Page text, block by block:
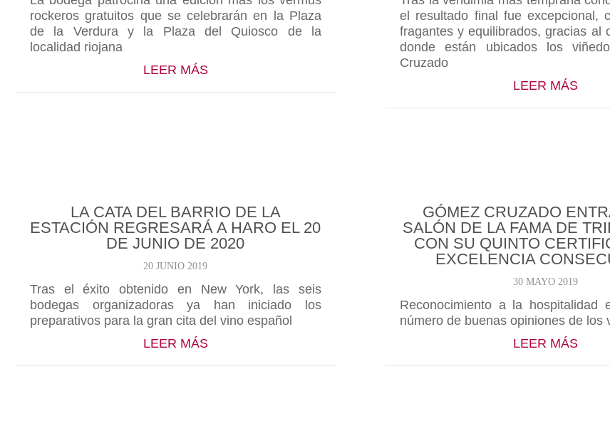
rockeros gratuitos que se celebrarán en la Plaza
de la Verdura y la Plaza del Quiosco de la
localidad riojana
LEER MÁSABOUT GÓMEZ CRUZADO SERÁ NUEVAMENTE EL VINO
el resultado final fue excepcional,
fragantes y equilibrados, gracias al
donde están ubicados los
Cruzado
LEER MÁS
LA CATA DEL BARRIO DE LA
ESTACIÓN REGRESARÁ A HARO EL 20
DE JUNIO DE 2020
20 JUNIO 2019
Tras el éxito obtenido en New York, las seis
bodegas organizadoras ya han iniciado los
preparativos para la gran cita del vino español
LEER MÁSABOUT LA CATA DEL BARRIO DE LA ESTACIÓN REGRESARÁ A
GÓMEZ CRUZADO
SALÓN DE LA FAMA DE
CON SU QUINTO
EXCELENCIA
30 MAYO 2019
Reconocimiento a la hospitalidad
número de buenas opiniones de los
LEER MÁS